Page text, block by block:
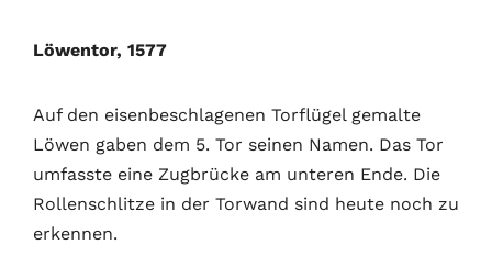
Löwentor, 1577
Auf den eisenbeschlagenen Torflügel gemalte
Löwen gaben dem 5. Tor seinen Namen. Das Tor
umfasste eine Zugbrücke am unteren Ende. Die
Rollenschlitze in der Torwand sind heute noch zu
erkennen.